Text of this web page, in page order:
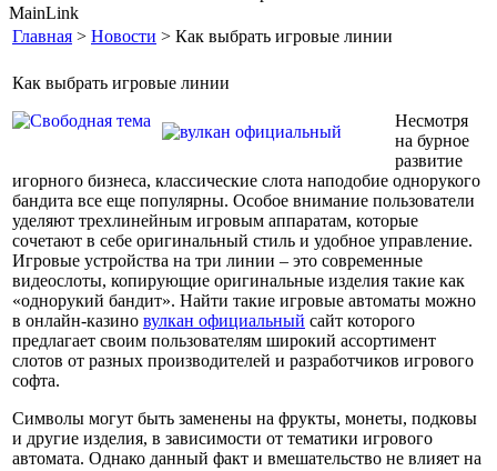
MainLink
Главная > Новости > Как выбрать игровые линии
Как выбрать игровые линии
Несмотря
на бурное
развитие
игорного бизнеса, классические слота наподобие однорукого
бандита все еще популярны. Особое внимание пользователи
уделяют трехлинейным игровым аппаратам, которые
сочетают в себе оригинальный стиль и удобное управление.
Игровые устройства на три линии – это современные
видеослоты, копирующие оригинальные изделия такие как
«однорукий бандит». Найти такие игровые автоматы можно
в онлайн-казино вулкан официальный сайт которого
предлагает своим пользователям широкий ассортимент
слотов от разных производителей и разработчиков игрового
софта.
Символы могут быть заменены на фрукты, монеты, подковы
и другие изделия, в зависимости от тематики игрового
автомата. Однако данный факт и вмешательство не влияет на